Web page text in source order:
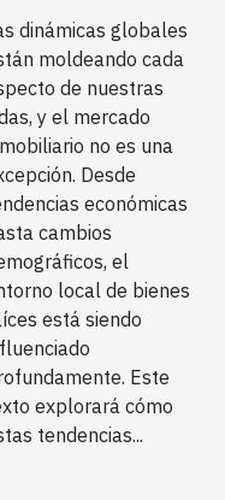
inmobiliario
local
dinámicas globales
moldeando cada
de nuestras
y el mercado
no es una
Desde
económicas
cambios
el
local de bienes
está siendo
Este
explorará cómo
tendencias...